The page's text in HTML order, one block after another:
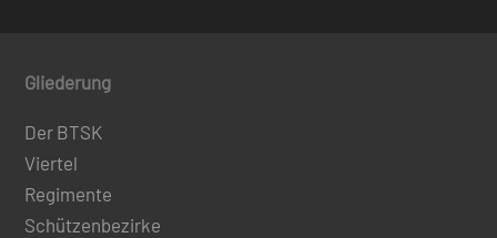
Gliederung
Der BTSK
Viertel
Regimente
Schützenbezirke